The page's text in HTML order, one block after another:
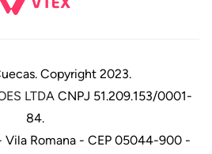
Copyright 2023.
LTDA CNPJ 51.209.153/0001-
84.
Vila Romana - CEP 05044-900 -